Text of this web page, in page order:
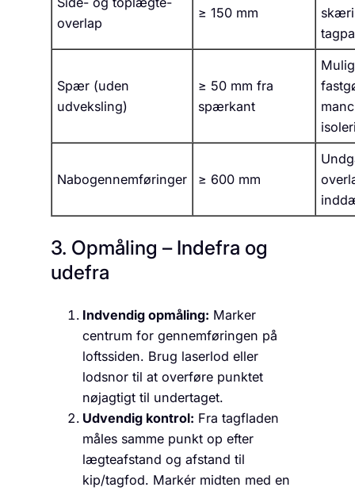
overlap
≥ 150 mm
Spær (uden
udveksling)
≥ 50 mm fra
spærkant
Nabogennemføringer ≥ 600 mm
3. Opmåling – Indefra og
udefra
Indvendig opmåling: Marker
centrum for gennemføringen på
loftssiden. Brug laserlod eller
lodsnor til at overføre punktet
nøjagtigt til undertaget.
Udvendig kontrol: Fra tagfladen
måles samme punkt op efter
lægteafstand og afstand til
kip/tagfod. Markér midten med en